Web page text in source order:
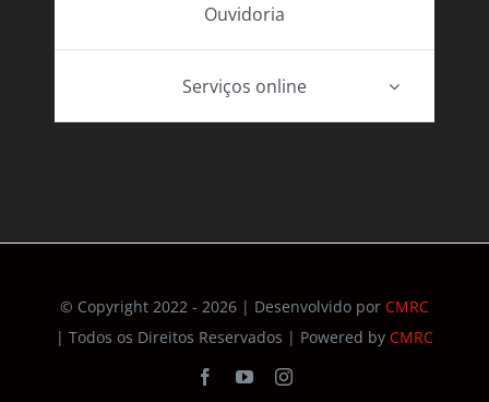
Ouvidoria
Serviços online
© Copyright 2022 - 2026 | Desenvolvido por CMRC
| Todos os Direitos Reservados | Powered by CMRC